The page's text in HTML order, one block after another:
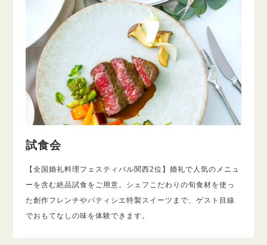
試食会
【全国婚礼料理フェスティバル関西2位】婚礼で人気のメニュ
ーを含む絶品試食をご用意。シェフこだわりの旬食材を使っ
た創作フレンチやパティシエ特製スイーツまで、ゲスト目線
でおもてなしの味を体験できます。